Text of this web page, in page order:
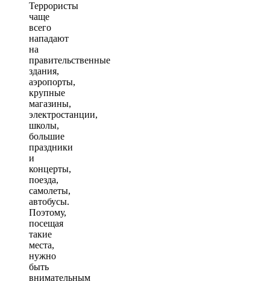
Террористы
чаще
всего
нападают
на
правительственные
здания,
аэропорты,
крупные
магазины,
электростанции,
школы,
большие
праздники
и
концерты,
поезда,
самолеты,
автобусы.
Поэтому,
посещая
такие
места,
нужно
быть
внимательным